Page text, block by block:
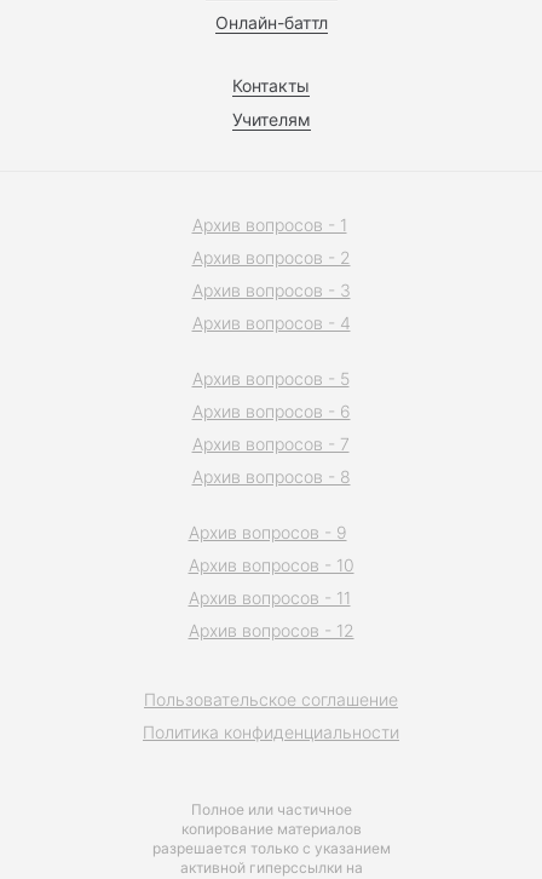
Онлайн-баттл
Контакты
Учителям
Полное или частичное
копирование материалов
разрешается только с указанием
активной гиперссылки на
Пользовательское соглашение
Политика конфиденциальности
Архив вопросов - 1
Архив вопросов - 2
Архив вопросов - 3
Архив вопросов - 4
Архив вопросов - 5
Архив вопросов - 6
Архив вопросов - 7
Архив вопросов - 8
Архив вопросов - 9
Архив вопросов - 10
Архив вопросов - 11
Архив вопросов - 12